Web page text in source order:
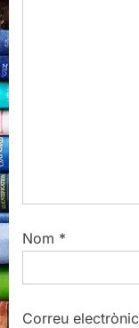
Nom *
Correu electrònic